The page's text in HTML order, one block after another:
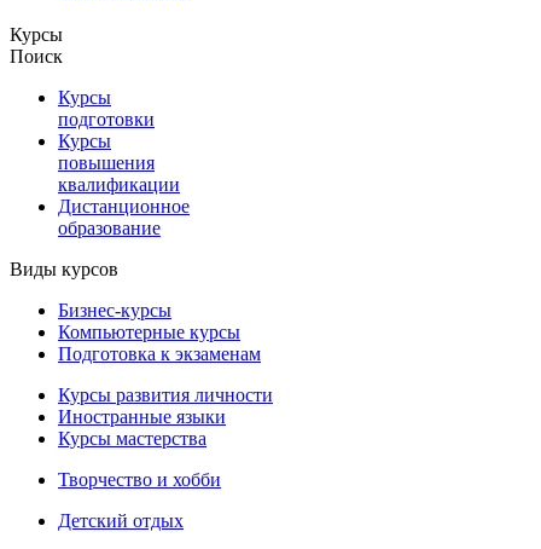
Курсы
Поиск
Курсы
подготовки
Курсы
повышения
квалификации
Дистанционное
образование
Виды курсов
Бизнес-курсы
Компьютерные курсы
Подготовка к экзаменам
Курсы развития личности
Иностранные языки
Курсы мастерства
Творчество и хобби
Детский отдых